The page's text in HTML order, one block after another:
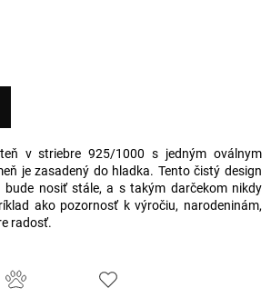
v striebre 925/1000 s jedným oválnym
je zasadený do hladka. Tento čistý design
bude nosiť stále, a s takým darčekom nikdy
ako pozornosť k výročiu, narodeninám,
radosť.